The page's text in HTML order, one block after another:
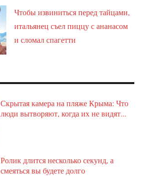
Чтобы извиниться перед тайцами,
итальянец съел пиццу с ананасом
и сломал спагетти
Скрытая камера на пляже Крыма: Что
люди вытворяют, когда их не видят...
Ролик длится несколько секунд, а
смеяться вы будете долго